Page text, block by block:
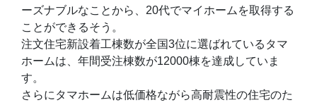
ーズナブルなことから、20代でマイホームを取得する
ことができるそう。
注文住宅新設着工棟数が全国3位に選ばれているタマ
ホームは、年間受注棟数が12000棟を達成していま
す。
さらにタマホームは低価格ながら高耐震性の住宅のた